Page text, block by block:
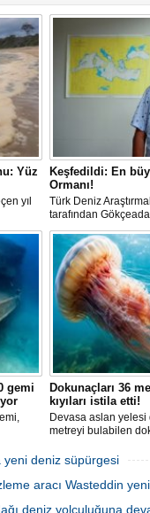
Yüz
yıl
Keşfedildi: En
Ormanı!
Türk Deniz
tarafından
Semadirek Adası
araştırmada,
ila 120 metre
kilometreden fazla
Denizi’ndeki en
keşfedildi.
gemi
tehdit
Dokunaçları 36
kıyıları istila etti!
Devasa aslan yelesi
metreyi bulabilen
akıntıların bu
neden olduğunu
yeni deniz süpürgesi
aracı Wasteddin
deniz yolculuğuna